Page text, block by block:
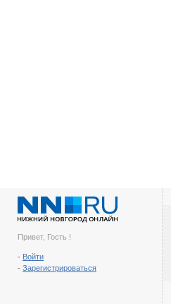
Привет, Гость !
- Войти
- Зарегистрироваться